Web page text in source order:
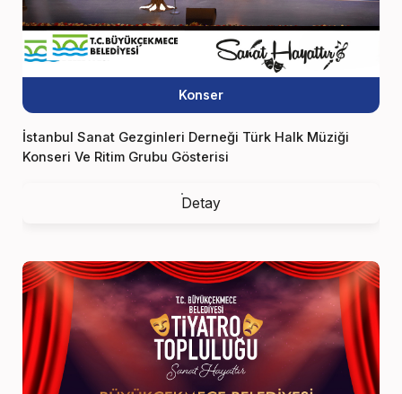
Konser
İstanbul Sanat Gezginleri Derneği Türk Halk Müziği
Konseri Ve Ritim Grubu Gösterisi
Detay